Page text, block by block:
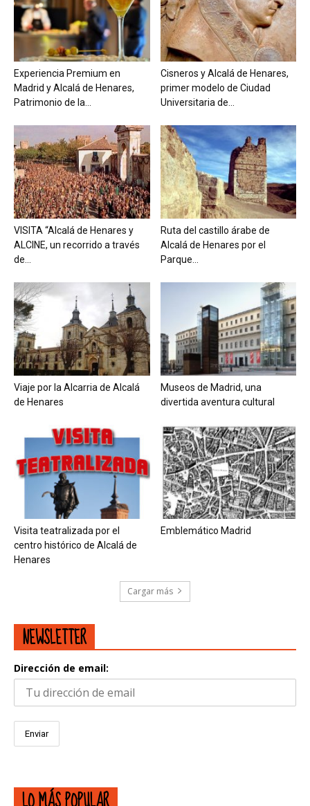
Experiencia Premium en
Madrid y Alcalá de Henares,
Patrimonio de la...
Cisneros y Alcalá de Henares,
primer modelo de Ciudad
Universitaria de...
VISITA “Alcalá de Henares y
ALCINE, un recorrido a través
de...
Ruta del castillo árabe de
Alcalá de Henares por el
Parque...
Viaje por la Alcarria de Alcalá
de Henares
Museos de Madrid, una
divertida aventura cultural
Visita teatralizada por el
centro histórico de Alcalá de
Henares
Emblemático Madrid
Cargar más
NEWSLETTER
Dirección de email: